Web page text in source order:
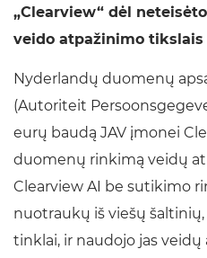
„Clearview“ dėl
veido atpažinimo tikslais
Nyderlandų duomenų
(Autoriteit
eurų baudą JAV įmonei
duomenų rinkimą veidų
Clearview AI be sutikimo
nuotraukų iš viešų
tinklai, ir naudojo jas